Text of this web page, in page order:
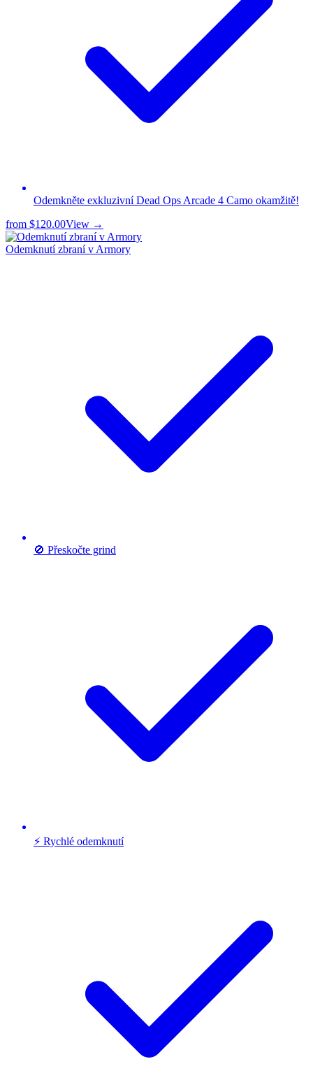
Odemkněte exkluzivní Dead Ops Arcade 4 Camo okamžitě!
from $120.00View →
Odemknutí zbraní v Armory
🚫 Přeskočte grind
⚡ Rychlé odemknutí